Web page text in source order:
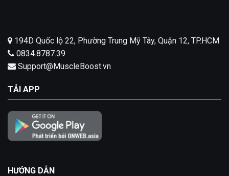
194D Quốc lộ 22, Phường Trung Mỹ Tây, Quận 12, TP.HCM
0834.8787.39
Support@MuscleBoost.vn
TẢI APP
HƯỚNG DẪN